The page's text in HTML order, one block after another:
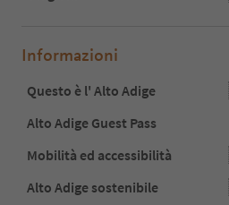
Informazioni
Questo è l' Alto Adige
Alto Adige Guest Pass
Mobilità ed accessibilità
Alto Adige sostenibile